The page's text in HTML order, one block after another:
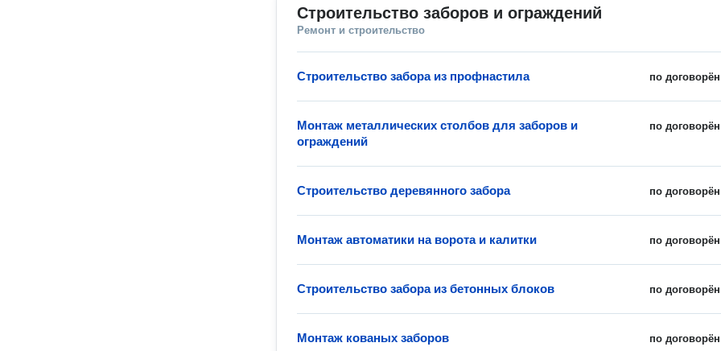
Строительство заборов и ограждений
Ремонт и строительство
по
Строительство забора из профнастила
по
Монтаж металлических столбов для заборов и
ограждений
по
Строительство деревянного забора
по
Монтаж автоматики на ворота и калитки
по
Строительство забора из бетонных блоков
по
Монтаж кованых заборов